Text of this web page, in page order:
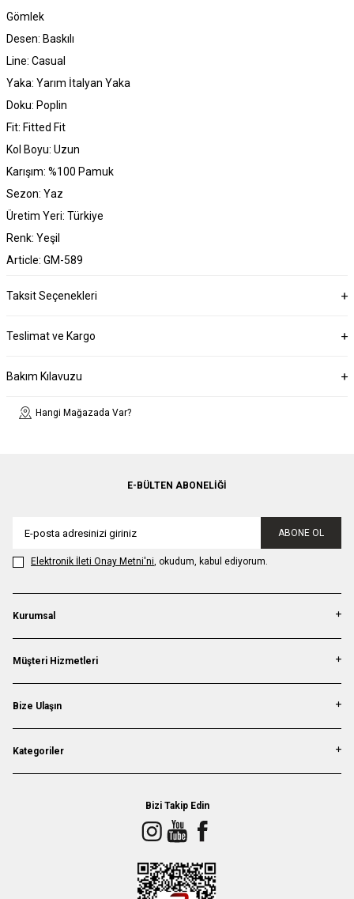
Gömlek
Desen: Baskılı
Line: Casual
Yaka: Yarım İtalyan Yaka
Doku: Poplin
Fit: Fitted Fit
Kol Boyu: Uzun
Karışım: %100 Pamuk
Sezon: Yaz
Üretim Yeri: Türkiye
Renk: Yeşil
Article: GM-589
Taksit Seçenekleri
Teslimat ve Kargo
Bakım Kılavuzu
Hangi Mağazada Var?
E-BÜLTEN ABONELIĞI
ABONE OL
Elektronik İleti Onay Metni'ni, okudum, kabul ediyorum.
Kurumsal
Müşteri Hizmetleri
Bize Ulaşın
Kategoriler
Bizi Takip Edin